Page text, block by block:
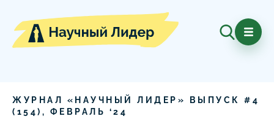
ЖУРНАЛ «НАУЧНЫЙ ЛИДЕР» ВЫПУСК # 4
( 154), ФЕВРАЛЬ ‘24